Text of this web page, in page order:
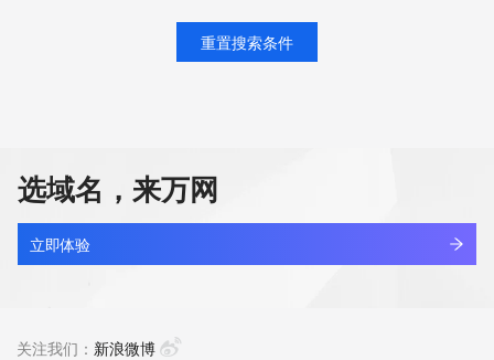
重置搜索条件
选域名，来万网
立即体验
关注我们： 新浪微博